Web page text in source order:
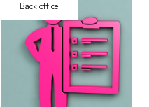
Back office